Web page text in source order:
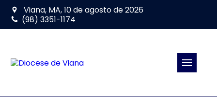
Viana, MA, 10 de agosto de 2026
(98) 3351-1174